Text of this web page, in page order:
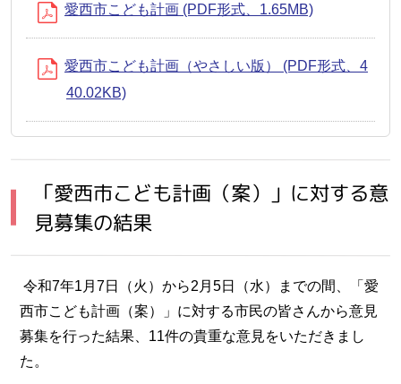
愛西市こども計画 (PDF形式、1.65MB)
愛西市こども計画（やさしい版） (PDF形式、4
40.02KB)
「愛西市こども計画（案）」に対する意
見募集の結果
令和7年1月7日（火）から2月5日（水）までの間、「愛
西市こども計画（案）」に対する市民の皆さんから意見
募集を行った結果、11件の貴重な意見をいただきまし
た。